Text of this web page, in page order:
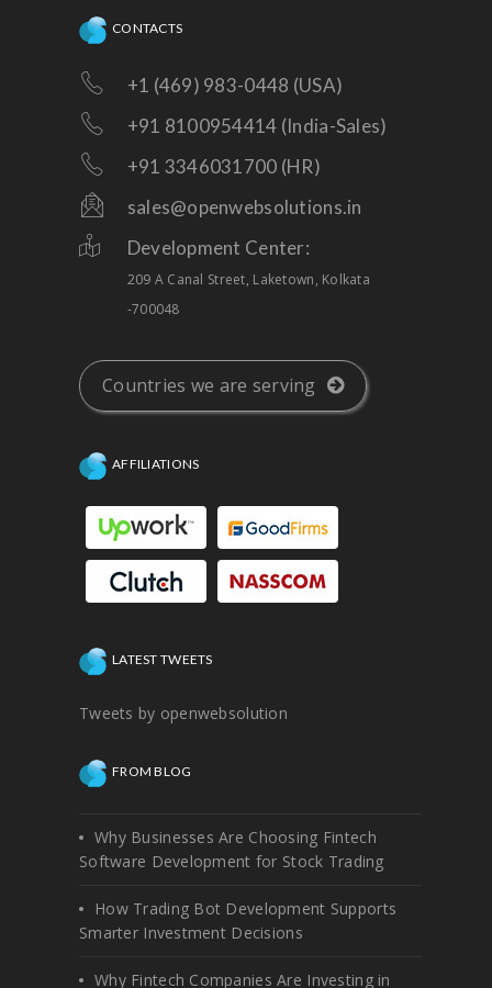
CONTACTS
+1 (469) 983-0448 (USA)
+91 8100954414 (India-Sales)
+91 3346031700 (HR)
sales@openwebsolutions.in
Development Center:
209 A Canal Street, Laketown, Kolkata
-700048
Countries we are serving
AFFILIATIONS
LATEST TWEETS
Tweets by openwebsolution
FROM BLOG
Why Businesses Are Choosing Fintech
Software Development for Stock Trading
How Trading Bot Development Supports
Smarter Investment Decisions
Why Fintech Companies Are Investing in